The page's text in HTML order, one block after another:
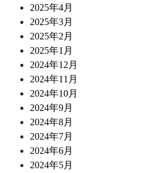
2025年4月
2025年3月
2025年2月
2025年1月
2024年12月
2024年11月
2024年10月
2024年9月
2024年8月
2024年7月
2024年6月
2024年5月